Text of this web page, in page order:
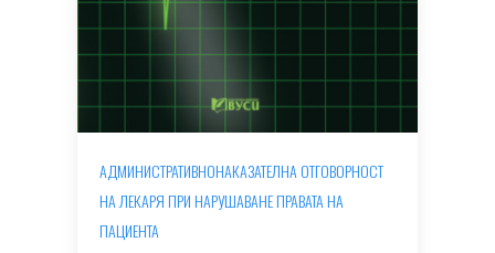
АДМИНИСТРАТИВНОНАКАЗАТЕЛНА ОТГОВОРНОСТ
НА ЛЕКАРЯ ПРИ НАРУШАВАНЕ ПРАВАТА НА
ПАЦИЕНТА